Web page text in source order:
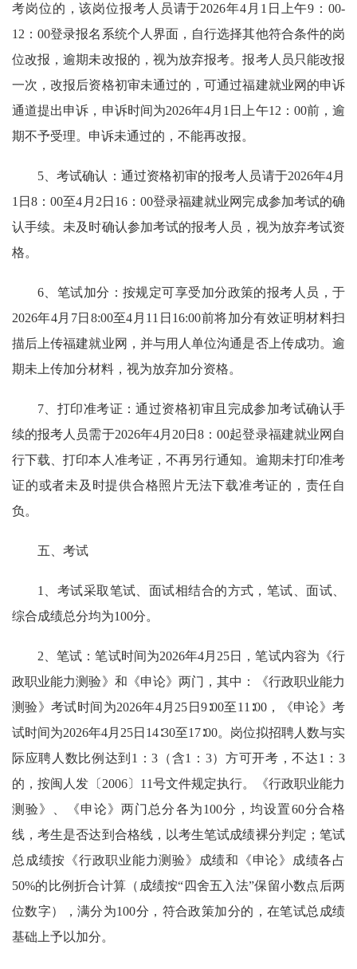
考岗位的，该岗位报考人员请于2026年4月1日上午9：00-
12：00登录报名系统个人界面，自行选择其他符合条件的岗
位改报，逾期未改报的，视为放弃报考。报考人员只能改报
一次，改报后资格初审未通过的，可通过福建就业网的申诉
通道提出申诉，申诉时间为2026年4月1日上午12：00前，逾
期不予受理。申诉未通过的，不能再改报。
5、考试确认：通过资格初审的报考人员请于2026年4月
1日8：00至4月2日16：00登录福建就业网完成参加考试的确
认手续。未及时确认参加考试的报考人员，视为放弃考试资
格。
6、笔试加分：按规定可享受加分政策的报考人员，于
2026年4月7日8:00至4月11日16:00前将加分有效证明材料扫
描后上传福建就业网，并与用人单位沟通是否上传成功。逾
期未上传加分材料，视为放弃加分资格。
7、打印准考证：通过资格初审且完成参加考试确认手
续的报考人员需于2026年4月20日8：00起登录福建就业网自
行下载、打印本人准考证，不再另行通知。逾期未打印准考
证的或者未及时提供合格照片无法下载准考证的，责任自
负。
五、考试
1、考试采取笔试、面试相结合的方式，笔试、面试、
综合成绩总分均为100分。
2、笔试：笔试时间为2026年4月25日，笔试内容为《行
政职业能力测验》和《申论》两门，其中：《行政职业能力
测验》考试时间为2026年4月25日9∶00至11∶00，《申论》考
试时间为2026年4月25日14∶30至17∶00。岗位拟招聘人数与实
际应聘人数比例达到1：3（含1：3）方可开考，不达1：3
的，按闽人发〔2006〕11号文件规定执行。《行政职业能力
测验》、《申论》两门总分各为100分，均设置60分合格
线，考生是否达到合格线，以考生笔试成绩裸分判定；笔试
总成绩按《行政职业能力测验》成绩和《申论》成绩各占
50%的比例折合计算（成绩按“四舍五入法”保留小数点后两
位数字），满分为100分，符合政策加分的，在笔试总成绩
基础上予以加分。